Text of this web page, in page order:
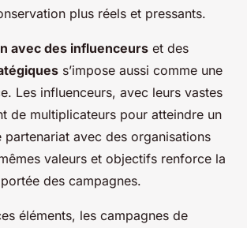
plus réels et pressants.
avec des influenceurs et des
s’impose aussi comme une
Les influenceurs, avec leurs vastes
de multiplicateurs pour atteindre un
partenariat avec des organisations
valeurs et objectifs renforce la
des campagnes.
éléments, les campagnes de